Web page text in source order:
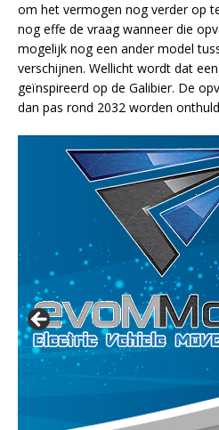
om het vermogen nog verder op
nog effe de vraag wanneer die
mogelijk nog een ander model
verschijnen. Wellicht wordt dat
geïnspireerd op de Galibier. De
dan pas rond 2032 worden